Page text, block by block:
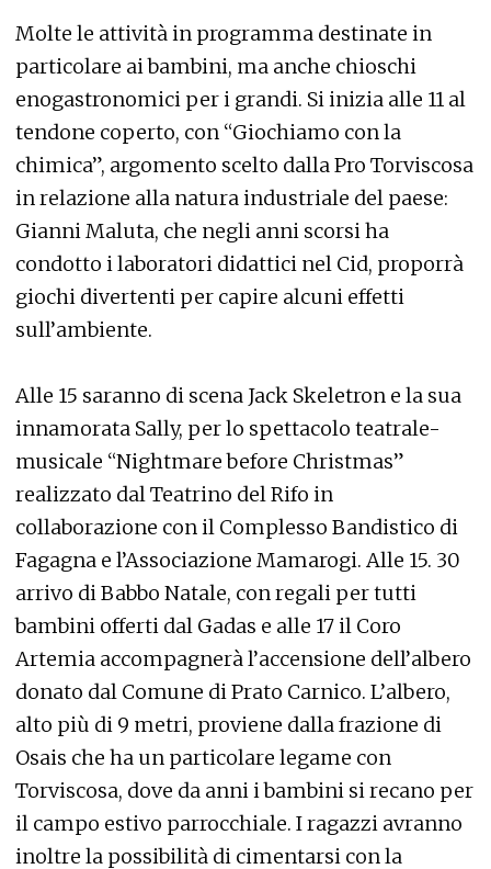
Molte le attività in programma destinate in
particolare ai bambini, ma anche chioschi
enogastronomici per i grandi. Si inizia alle 11 al
tendone coperto, con “Giochiamo con la
chimica”, argomento scelto dalla Pro Torviscosa
in relazione alla natura industriale del paese:
Gianni Maluta, che negli anni scorsi ha
condotto i laboratori didattici nel Cid, proporrà
giochi divertenti per capire alcuni effetti
sull’ambiente.
Alle 15 saranno di scena Jack Skeletron e la sua
innamorata Sally, per lo spettacolo teatrale-
musicale “Nightmare before Christmas”
realizzato dal Teatrino del Rifo in
collaborazione con il Complesso Bandistico di
Fagagna e l’Associazione Mamarogi. Alle 15. 30
arrivo di Babbo Natale, con regali per tutti
bambini offerti dal Gadas e alle 17 il Coro
Artemia accompagnerà l’accensione dell’albero
donato dal Comune di Prato Carnico. L’albero,
alto più di 9 metri, proviene dalla frazione di
Osais che ha un particolare legame con
Torviscosa, dove da anni i bambini si recano per
il campo estivo parrocchiale. I ragazzi avranno
inoltre la possibilità di cimentarsi con la